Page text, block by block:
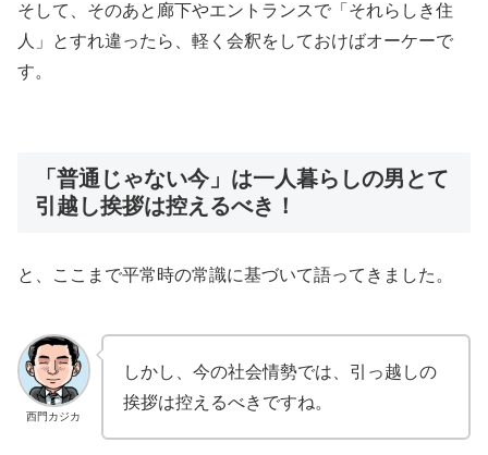
そして、そのあと廊下やエントランスで「それらしき住
人」とすれ違ったら、軽く会釈をしておけばオーケーで
す。
「普通じゃない今」は一人暮らしの男とて
引越し挨拶は控えるべき！
と、ここまで平常時の常識に基づいて語ってきました。
西門カジカ
しかし、今の社会情勢では、引っ越しの
挨拶は控えるべきですね。